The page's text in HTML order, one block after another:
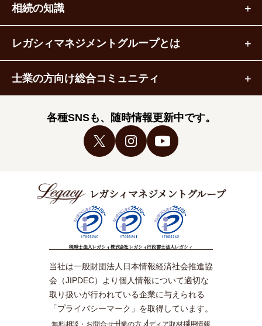
相続の知識
レガシィマネジメントグループとは
士業の方向け総合コミュニティ
各種SNSも、随時情報更新中です。
レガシィマネジメントグループ
税理士法人レガシィ株式会社レガシィ行政書士法人レガシィ
当社は一般財団法人日本情報経済社会推進協
会（JIPDEC）より個人情報について適切な
取り扱いが行われている企業に与えられる
「プライバシーマーク」を取得しています。
無料相談・お問合せ士業の方メディア取材採用情報